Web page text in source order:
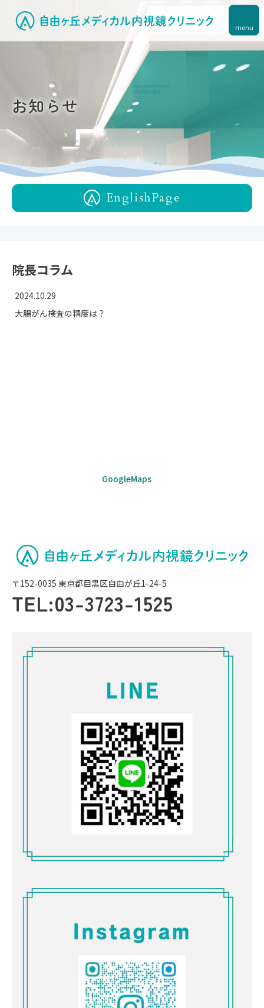
お知らせ
EnglishPage
院長コラム
2024.10.29
大腸がん検査の精度は？
GoogleMaps
〒152-0035 東京都目黒区自由が丘1-24-5
TEL:03-3723-1525
menu